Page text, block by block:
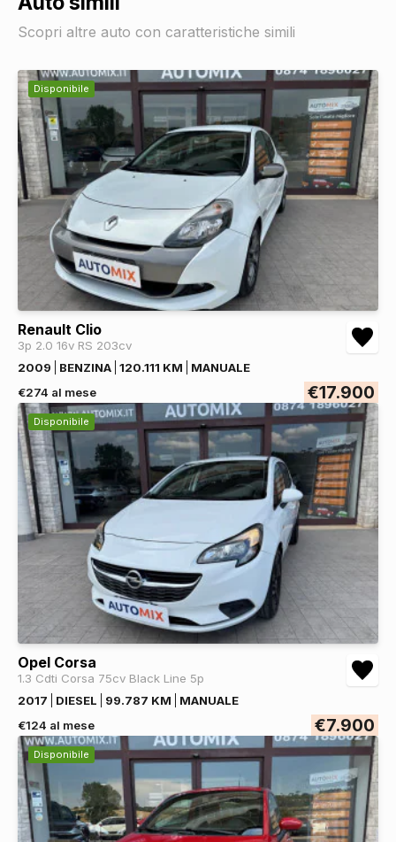
Scopri altre auto con caratteristiche simili
Disponibile
Renault Clio
3p 2.0 16v RS 203cv
2009
BENZINA 120.111 KM
MANUALE
€274 al mese
€17.900
Disponibile
Opel Corsa
1.3 Cdti Corsa 75cv Black Line 5p
2017
DIESEL 99.787 KM
MANUALE
€124 al mese
€7.900
Disponibile